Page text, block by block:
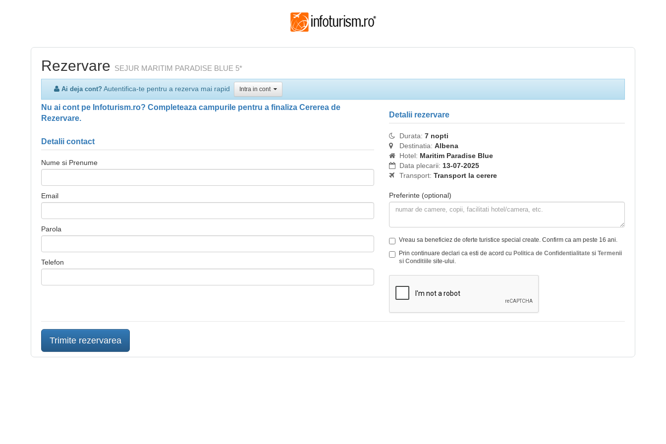
Rezervare SEJUR MARITIM PARADISE BLUE 5*
Ai deja cont? Autentifica-te pentru a rezerva mai rapid Intra in cont
Nu ai cont pe Infoturism.ro? Completeaza campurile pentru a finaliza Cererea de
Rezervare.
Detalii contact
Nume si Prenume
Email
Parola
Telefon
Detalii rezervare
Durata: 7 nopti
Destinatia: Albena
Hotel: Maritim Paradise Blue
Data plecarii: 13-07-2025
Transport: Transport la cerere
Preferinte (optional)
Vreau sa beneficiez de oferte turistice special create. Confirm ca am peste 16 ani.
Prin continuare declari ca esti de acord cu Politica de Confidentialitate siTermenii
si Conditiile site-ului.
Trimite rezervarea